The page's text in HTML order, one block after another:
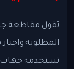
تقول مقاطعة
تستخدمه جهات